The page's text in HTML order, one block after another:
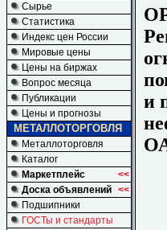
Сырье
Статистика
Индекс цен России
Мировые цены
Цены на биржах
Вопрос месяца
Публикации
Цены и прогнозы
МЕТАЛЛОТОРГОВЛЯ
Металлоторговля
Каталог
Маркетплейс
<<
Доска объявлений <<
Подшипники
ГОСТы и стандарты
и